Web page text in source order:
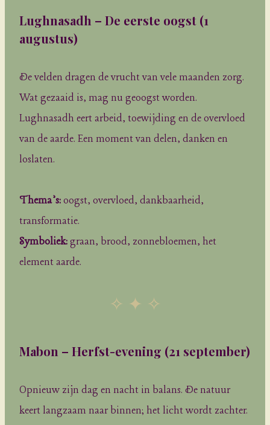
Lughnasadh – De eerste oogst (1
augustus)
De velden dragen de vrucht van vele maanden zorg.
Wat gezaaid is, mag nu geoogst worden.
Lughnasadh eert arbeid, toewijding en de overvloed
van de aarde. Een moment van delen, danken en
loslaten.
Thema’s:oogst, overvloed, dankbaarheid,
transformatie.
Symboliek:graan, brood, zonnebloemen, het
element aarde.
✧ ✦ ✧
Mabon – Herfst-evening (21 september)
Opnieuw zijn dag en nacht in balans. De natuur
keert langzaam naar binnen; het licht wordt zachter.